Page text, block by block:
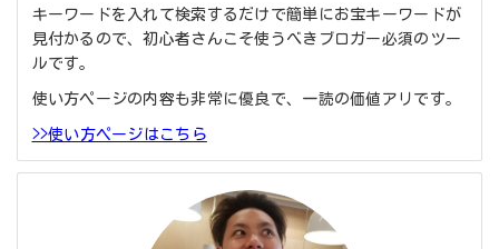
キーワードを入れて検索するだけで簡単にお宝キーワードが
見付かるので、初心者さんこそ使うべきブロガー必須のツー
ルです。
使い方ページの内容も非常に優良で、一読の価値アリです。
>>使い方ページはこちら